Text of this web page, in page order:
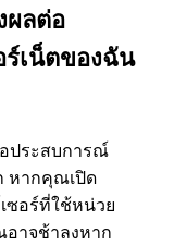
ผลต่อ
เน็ตของฉัน
ประสบการณ์
หากคุณเปิด
ซอร์ที่ใช้หน่วย
าจช้าลงหาก